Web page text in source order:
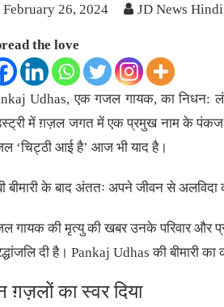
February 26, 2024 JD News Hindi
the love
Udhas, एक गजल गायक, का निधन:
में ग़ज़ल जगत में एक प्रमुख नाम के पंकज
‘चिट्ठी आई है’ आज भी याद है।
बीमारी के बाद अंततः अपने जीवन से अलविदा
गायक की मृत्यु की खबर उनके परिवार और
दी है। Pankaj Udhas की बीमारी
ग़ज़लों का स्वर दिया